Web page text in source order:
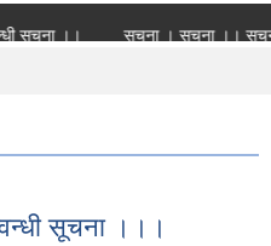
सूचना ।।
सूचना । सूचना ।।
सूचना ।।।